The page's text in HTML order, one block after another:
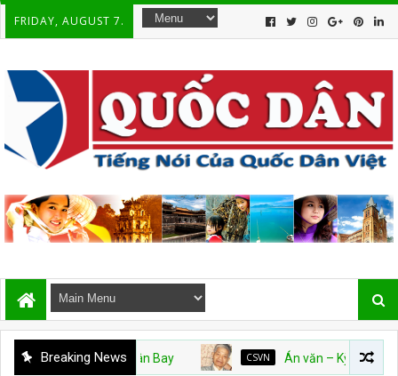
FRIDAY, AUGUST 7.
Breaking News CSVN Án văn – Kỳ 9. Hết